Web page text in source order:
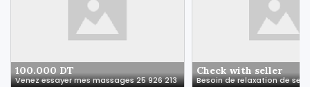
100.000 DT
Venez essayer mes massages 25 926 213
Check with seller